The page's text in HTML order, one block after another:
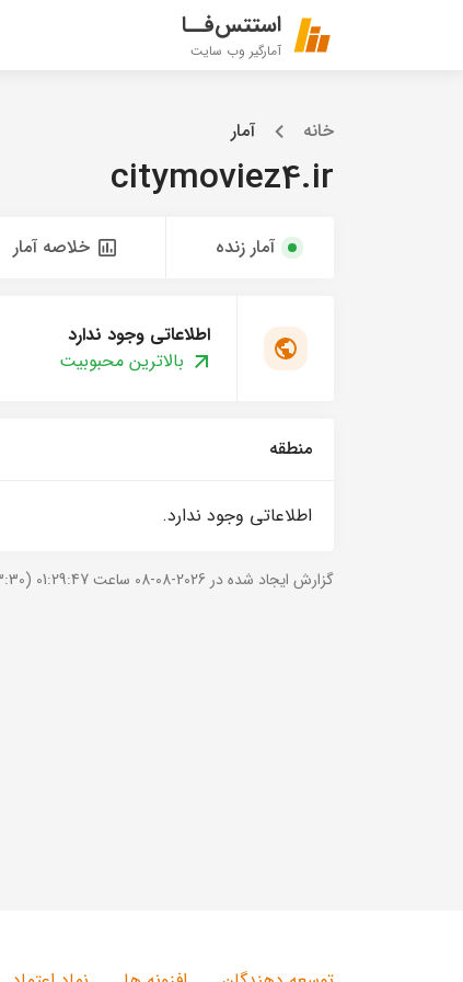
استتس‌فــا
آمارگیر وب سایت
خانه آمار
citymoviez4.ir
آمار زنده خلاصه آمار
اطلاعاتی وجود ندارد
بالاترین محبوبیت
منطقه
اطلاعاتی وجود ندارد.
گزارش ایجاد شده در 2026-08-08 ساعت 01:29:47 (UTC +03:30).